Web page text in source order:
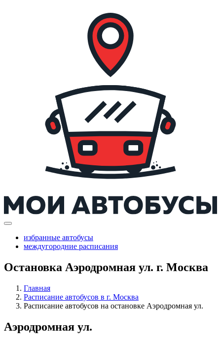
избранные автобусы
междугородние расписания
Остановка Аэродромная ул. г. Москва
Главная
Расписание автобусов в г. Москва
Расписание автобусов на остановке Аэродромная ул.
Аэродромная ул.